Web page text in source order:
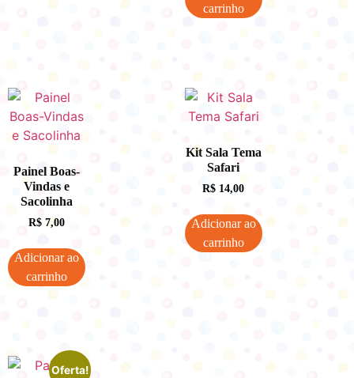
carrinho
Painel Boas-
Vindas e
Sacolinha
R$7,00
Adicionar ao
carrinho
Kit Sala Tema
Safari
R$ 14,00
Adicionar ao
carrinho
Oferta!